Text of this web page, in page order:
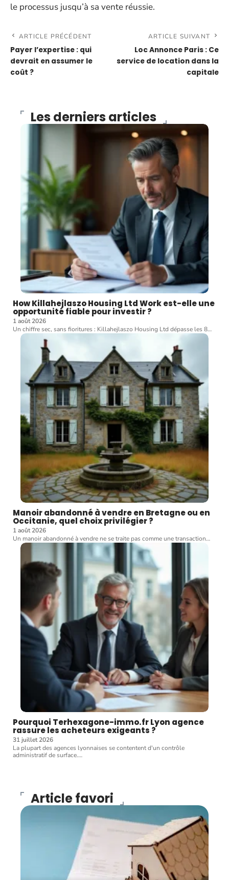
le processus jusqu’à sa vente réussie.
ARTICLE PRÉCÉDENT
Payer l’expertise : qui
devrait en assumer le
coût ?
ARTICLE SUIVANT
Loc Annonce Paris : Ce
service de location dans la
capitale
Les derniers articles
How Killahejlaszo Housing Ltd Work est-elle une
opportunité fiable pour investir ?
1 août 2026
Un chiffre sec, sans fioritures : Killahejlaszo Housing Ltd dépasse les 8…
Manoir abandonné à vendre en Bretagne ou en
Occitanie, quel choix privilégier ?
1 août 2026
Un manoir abandonné à vendre ne se traite pas comme une transaction…
Pourquoi Terhexagone-immo.fr Lyon agence
rassure les acheteurs exigeants ?
31 juillet 2026
La plupart des agences lyonnaises se contentent d'un contrôle
administratif de surface.…
Article favori